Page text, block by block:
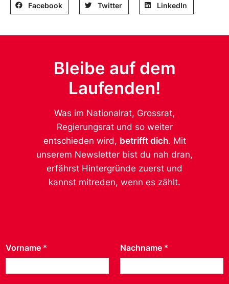
Facebook Twitter LinkedIn
Bleibe auf dem
Laufenden!
Was im Nationalrat, Grossrat,
Regierungsrat und so weiter
entschieden wird, betrifft dich. Mit
unserem Newsletter bist du nah dran,
erfährst Hintergründe zuerst und
kannst mitreden, wenn es zählt.
Vorname * Nachname *